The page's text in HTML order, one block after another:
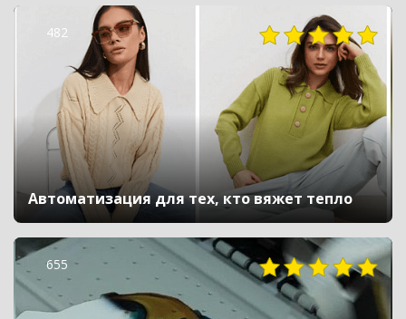
482
Автоматизация для тех, кто вяжет тепло
655